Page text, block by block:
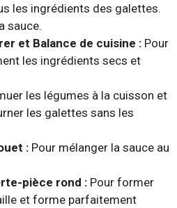
les ingrédients des galettes.
sauce.
et Balance de cuisine : Pour
les ingrédients secs et
les légumes à la cuisson et
les galettes sans les
: Pour mélanger la sauce au
pièce rond : Pour former
et forme parfaitement